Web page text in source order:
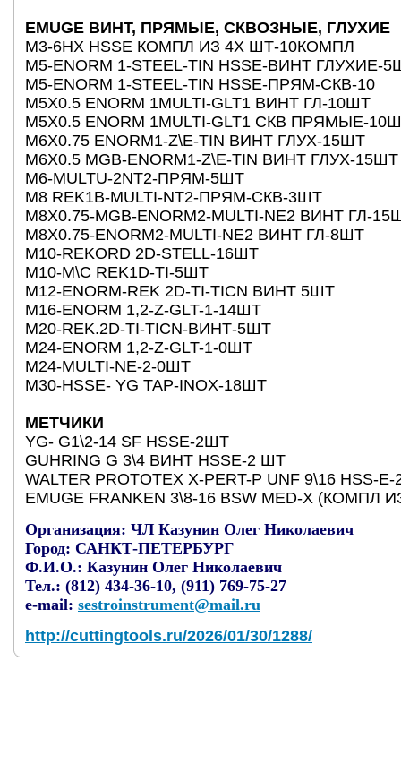
EMUGE ВИНТ, ПРЯМЫЕ, СКВОЗНЫЕ, ГЛУХИЕ
М3-6HX HSSE КОМПЛ ИЗ 4Х ШТ-10КОМПЛ
M5-ENORM 1-STEEL-TIN HSSE-ВИНТ ГЛУХИЕ-
M5-ENORM 1-STEEL-TIN HSSE-ПРЯМ-CКВ-10
М5Х0.5 ENORM 1MULTI-GLT1 ВИНТ ГЛ-10ШТ
М5Х0.5 ENORM 1MULTI-GLT1 СКВ ПРЯМЫЕ-
M6Х0.75 ENORM1-Z\E-TIN ВИНТ ГЛУХ-15ШТ
M6Х0.5 MGB-ENORM1-Z\E-TIN ВИНТ ГЛУХ-15ШТ
M6-MULTU-2NT2-ПРЯМ-5ШТ
M8 REK1B-MULTI-NT2-ПРЯМ-СКВ-3ШТ
M8Х0.75-MGB-ENORM2-MULTI-NE2 ВИНТ ГЛ-
M8Х0.75-ENORM2-MULTI-NE2 ВИНТ ГЛ-8ШТ
M10-REKORD 2D-STELL-16ШТ
M10-M\C REK1D-TI-5ШТ
M12-ENORM-REK 2D-TI-TICN ВИНТ 5ШТ
M16-ENORM 1,2-Z-GLT-1-14ШТ
M20-REK.2D-TI-TICN-ВИНТ-5ШТ
M24-ENORM 1,2-Z-GLT-1-0ШТ
M24-MULTI-NE-2-0ШТ
М30-HSSE- YG TAP-INOX-18ШТ
МЕТЧИКИ
YG- G1\2-14 SF HSSE-2ШТ
GUHRING G 3\4 ВИНТ HSSE-2 ШТ
WALTER PROTOTEX X-PERT-P UNF 9\16 HSS-
EMUGE FRANKEN 3\8-16 BSW MED-X (КОМПЛ
Организация: ЧЛ Казунин Олег Николаевич
Город: САНКТ-ПЕТЕРБУРГ
Ф.И.О.: Казунин Олег Николаевич
Тел.: (812) 434-36-10, (911) 769-75-27
e-mail: sestroinstrument@mail.ru
http://cuttingtools.ru/2026/01/30/1288/